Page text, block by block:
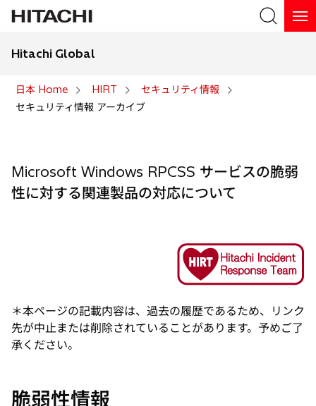
Hitachi Global
日本 Home HIRT
セキュリティ情報
セキュリティ情報 アーカイブ
Microsoft Windows RPCSS サービスの脆弱
性に対する関連製品の対応について
＊本ページの記載内容は、過去の履歴であるため、リンク
先が中止または削除されていることがあります。予めご了
承ください。
脆弱性情報